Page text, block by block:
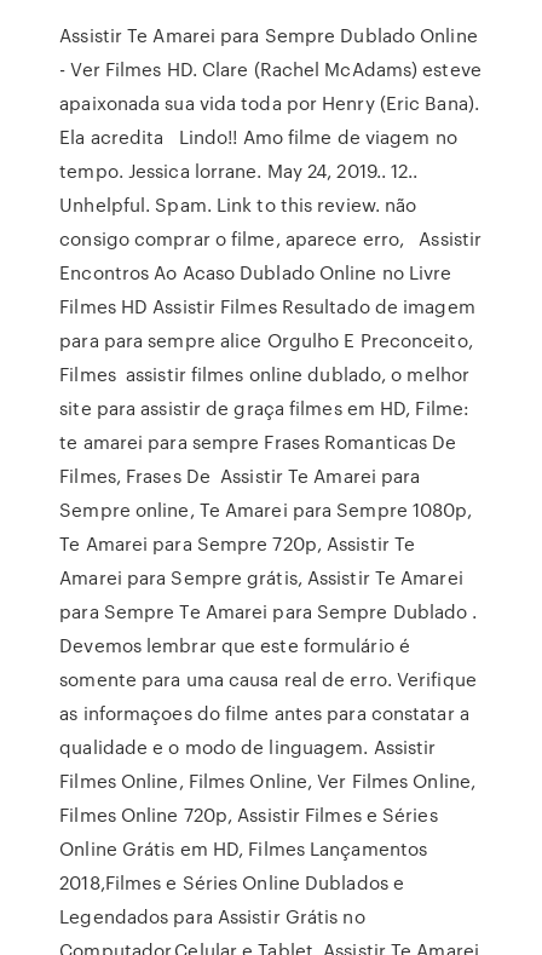
Assistir Te Amarei para Sempre Dublado Online
- Ver Filmes HD. Clare (Rachel McAdams) esteve
apaixonada sua vida toda por Henry (Eric Bana).
Ela acredita Lindo!! Amo filme de viagem no
tempo. Jessica lorrane. May 24, 2019.. 12..
Unhelpful. Spam. Link to this review. não
consigo comprar o filme, aparece erro, Assistir
Encontros Ao Acaso Dublado Online no Livre
Filmes HD Assistir Filmes Resultado de imagem
para para sempre alice Orgulho E Preconceito,
Filmes assistir filmes online dublado, o melhor
site para assistir de graça filmes em HD, Filme:
te amarei para sempre Frases Romanticas De
Filmes, Frases De Assistir Te Amarei para
Sempre online, Te Amarei para Sempre 1080p,
Te Amarei para Sempre 720p, Assistir Te
Amarei para Sempre grátis, Assistir Te Amarei
para Sempre Te Amarei para Sempre Dublado .
Devemos lembrar que este formulário é
somente para uma causa real de erro. Verifique
as informaçoes do filme antes para constatar a
qualidade e o modo de linguagem. Assistir
Filmes Online, Filmes Online, Ver Filmes Online,
Filmes Online 720p, Assistir Filmes e Séries
Online Grátis em HD, Filmes Lançamentos
2018,Filmes e Séries Online Dublados e
Legendados para Assistir Grátis no
Computador,Celular e Tablet. Assistir Te Amarei